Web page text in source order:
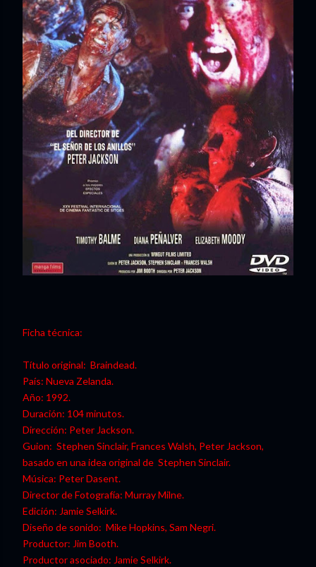
Ficha técnica:
Título original: Braindead.
País: Nueva Zelanda.
Año: 1992.
Duración: 104 minutos.
Dirección: Peter Jackson.
Guion: Stephen Sinclair, Frances Walsh, Peter Jackson,
basado en una idea original de Stephen Sinclair.
Música: Peter Dasent.
Director de Fotografía: Murray Milne.
Edición: Jamie Selkirk.
Diseño de sonido: Mike Hopkins, Sam Negri.
Productor: Jim Booth.
Productor asociado: Jamie Selkirk.